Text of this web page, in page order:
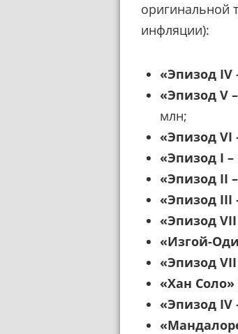
оригинальной
инфляции):
«Эпизод
«Эпизод V
млн;
«Эпизод
«Эпизод I –
«Эпизод II
«Эпизод III
«Эпизод
«Изгой-
«Эпизод
«Хан Соло»
«Эпизод IV